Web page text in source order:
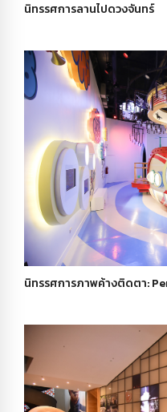
นิทรรศการลานไปดวงจันทร์
นิทรรศการภาพค้างติดตา: